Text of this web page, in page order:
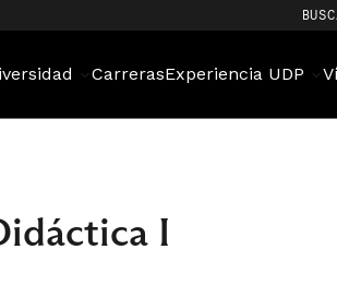
CarrerasExperiencia UDP
I